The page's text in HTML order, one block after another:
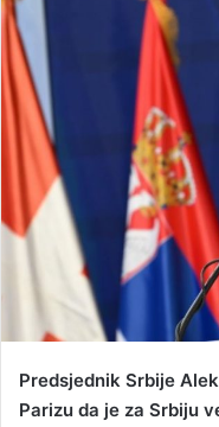
a
n
e
m
a
i
l
Predsjednik Srbije
Parizu da je za Srbiju